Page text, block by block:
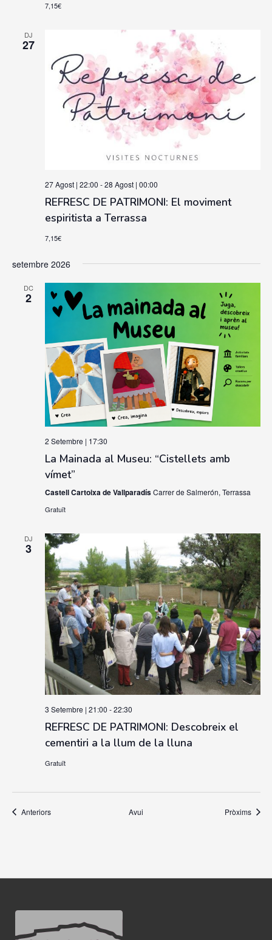
7,15€
DJ
27
27 Agost | 22:00 -28 Agost | 00:00
REFRESC DE PATRIMONI: El moviment
espiritista a Terrassa
7,15€
setembre 2026
DC
2
2 Setembre | 17:30
La Mainada al Museu: “Cistellets amb
vímet”
Castell Cartoixa de VallparadísCarrer de Salmerón, Terrassa
Gratuït
DJ
3
3 Setembre | 21:00 -22:30
REFRESC DE PATRIMONI: Descobreix el
cementiri a la llum de la lluna
Gratuït
AnteriorsEsdeveniments Avui Pròxims